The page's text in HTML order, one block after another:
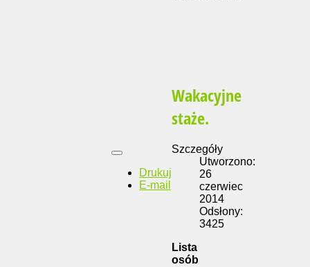
Wakacyjne
staże.
Drukuj
E-mail
Szczegóły
Utworzono:
26
czerwiec
2014
Odsłony:
3425
Lista
osób